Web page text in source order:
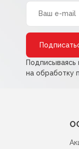
Подписываясь
на обработку